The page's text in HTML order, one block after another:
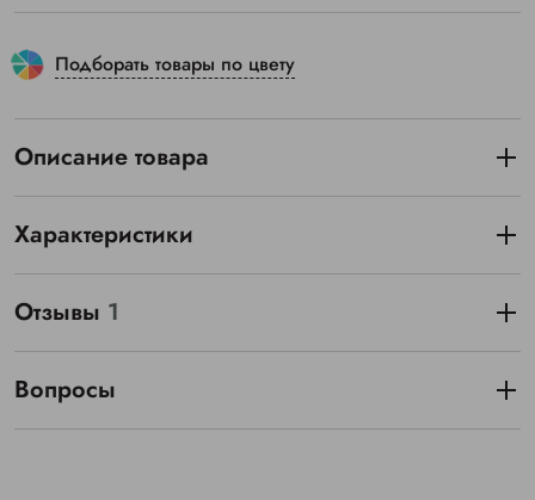
Подборать товары по цвету
Описание товара
Характеристики
Отзывы 1
Вопросы